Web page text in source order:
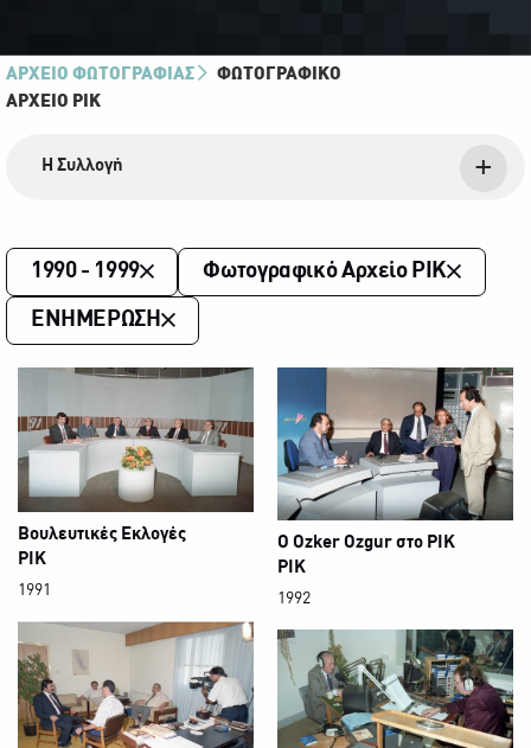
ΑΡΧΕΙΟ ΦΩΤΟΓΡΑΦΙΑΣ
ΦΩΤΟΓΡΑΦΙΚΌ
ΑΡΧΕΊΟ ΡΙΚ
Η Συλλογή
1990 - 1999 Φωτογραφικό Αρχείο ΡΙΚ
ΕΝΗΜΕΡΩΣΗ
Βουλευτικές Εκλογές
ΡΙΚ
1991
Ο Ozker Ozgur στο ΡΙΚ
ΡΙΚ
1992